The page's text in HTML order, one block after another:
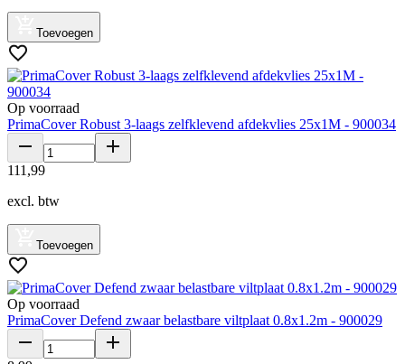
Toevoegen
Op voorraad
PrimaCover Robust 3-laags zelfklevend afdekvlies 25x1M - 900034
111 ,99
excl. btw
Toevoegen
Op voorraad
PrimaCover Defend zwaar belastbare viltplaat 0.8x1.2m - 900029